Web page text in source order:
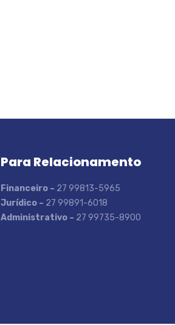
Para Relacionamento
Financeiro – 27 99813-5965
Jurídico – 27 99891-6018
Administrativo – 27 99735-8900